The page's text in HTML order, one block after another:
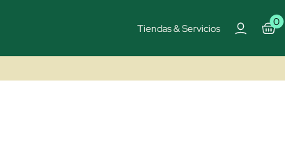
Tiendas & Servicios
0